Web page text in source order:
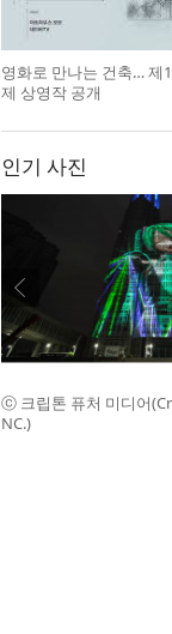
영화로 만나는 건축… 제
제 상영작 공개
인기 사진
ⓒ 크립톤 퓨처 미디어
NC.)